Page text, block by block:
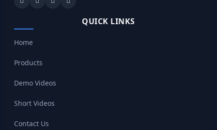
QUICK LINKS
Home
Products
Demo Videos
Short Videos
Contact Us